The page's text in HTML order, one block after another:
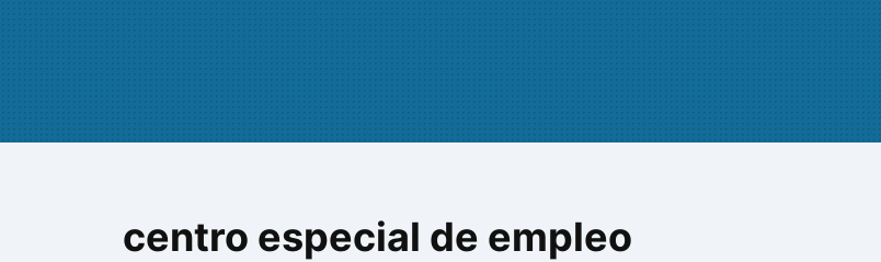
centro especial de empleo